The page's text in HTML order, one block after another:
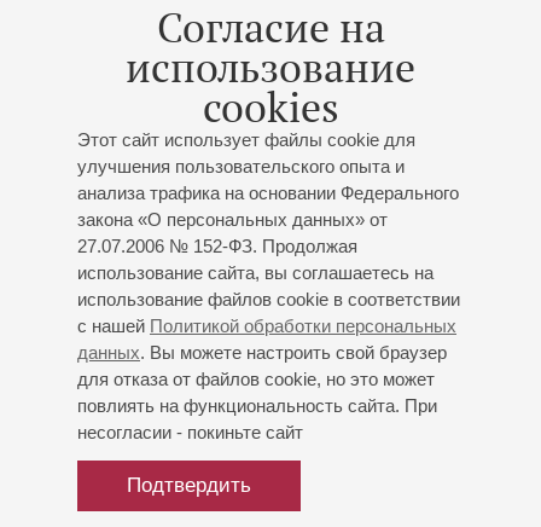
Согласие на
использование
cookies
Этот сайт использует файлы cookie для
улучшения пользовательского опыта и
анализа трафика на основании Федерального
закона «О персональных данных» от
27.07.2006 № 152-ФЗ. Продолжая
использование сайта, вы соглашаетесь на
использование файлов cookie в соответствии
с нашей Политикой обработки персональных
данных. Вы можете настроить свой браузер
для отказа от файлов cookie, но это может
повлиять на функциональность сайта. При
несогласии - покиньте сайт
Подтвердить
января,2016 19:00, Ср
Большой зал
Ко дню снятия блокады
Ленинграда
Общедоступный концерт
Виктория Ребенко- сопрано;Тамара Марченко
меццо-сопрано;Анатолий Ломунов- тенор
Николай Мартон- чтец;Наталья Оржевская- чтец
Флярковский: «Ленинградская тетрадь» для
смешанного хора;Иршаи : «Летний сад», четыре
хора, «Земным поклоном», пять хоров
Концерт идёт без антракта